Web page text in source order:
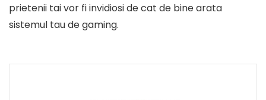
prietenii tai vor fi invidiosi de cat de bine arata
sistemul tau de gaming.